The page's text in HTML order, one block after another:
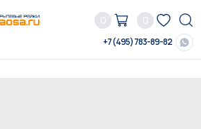
0 0
+7 (495) 783-89-82